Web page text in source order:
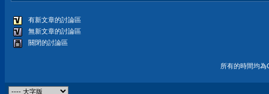
有新文章的討論區
無新文章的討論區
關閉的討論區
所有的時間均為